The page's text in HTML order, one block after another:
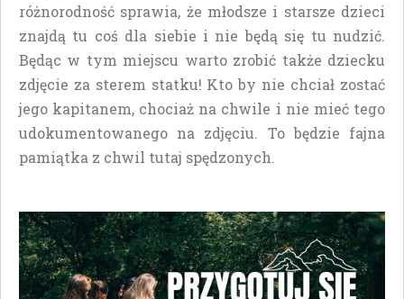
różnorodność sprawia, że młodsze i starsze dzieci
znajdą tu coś dla siebie i nie będą się tu nudzić.
Będąc w tym miejscu warto zrobić także dziecku
zdjęcie za sterem statku! Kto by nie chciał zostać
jego kapitanem, chociaż na chwile i nie mieć tego
udokumentowanego na zdjęciu. To będzie fajna
pamiątka z chwil tutaj spędzonych.